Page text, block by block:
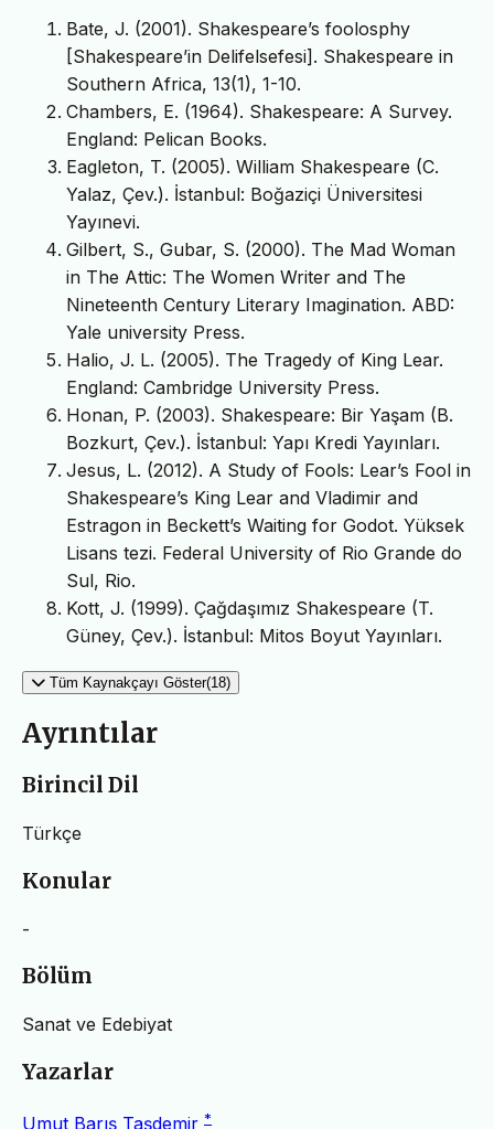
Bate, J. (2001). Shakespeare’s foolosphy
[Shakespeare’in Delifelsefesi]. Shakespeare in
Southern Africa, 13(1), 1-10.
Chambers, E. (1964). Shakespeare: A Survey.
England: Pelican Books.
Eagleton, T. (2005). William Shakespeare (C.
Yalaz, Çev.). İstanbul: Boğaziçi Üniversitesi
Yayınevi.
Gilbert, S., Gubar, S. (2000). The Mad Woman
in The Attic: The Women Writer and The
Nineteenth Century Literary Imagination. ABD:
Yale university Press.
Halio, J. L. (2005). The Tragedy of King Lear.
England: Cambridge University Press.
Honan, P. (2003). Shakespeare: Bir Yaşam (B.
Bozkurt, Çev.). İstanbul: Yapı Kredi Yayınları.
Jesus, L. (2012). A Study of Fools: Lear’s Fool in
Shakespeare’s King Lear and Vladimir and
Estragon in Beckett’s Waiting for Godot. Yüksek
Lisans tezi. Federal University of Rio Grande do
Sul, Rio.
Kott, J. (1999). Çağdaşımız Shakespeare (T.
Güney, Çev.). İstanbul: Mitos Boyut Yayınları.
Tüm Kaynakçayı Göster(18)
Ayrıntılar
Birincil Dil
Türkçe
Konular
-
Bölüm
Sanat ve Edebiyat
Yazarlar
Umut Barış Taşdemir *